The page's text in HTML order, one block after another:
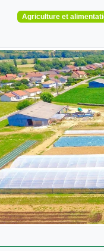
Agriculture et